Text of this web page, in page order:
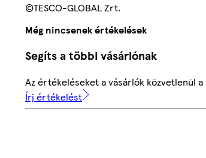
©TESCO-GLOBAL Zrt.
Még nincsenek értékelések
Segíts a többi vásárlónak
Az értékeléseket a vásárlók közvetlenül
Írj értékelést